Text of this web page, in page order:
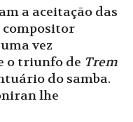
a aceitação das
compositor
vez
o triunfo de Trem
do samba.
lhe